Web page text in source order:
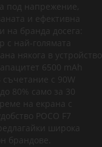
под напрежение,
и ефективна
бранда досега:
с най-голямата
някога в устройство
6500 mAh
съчетание с 90W
80% само за 30
на екрана с
POCO F7
широка
брандове.